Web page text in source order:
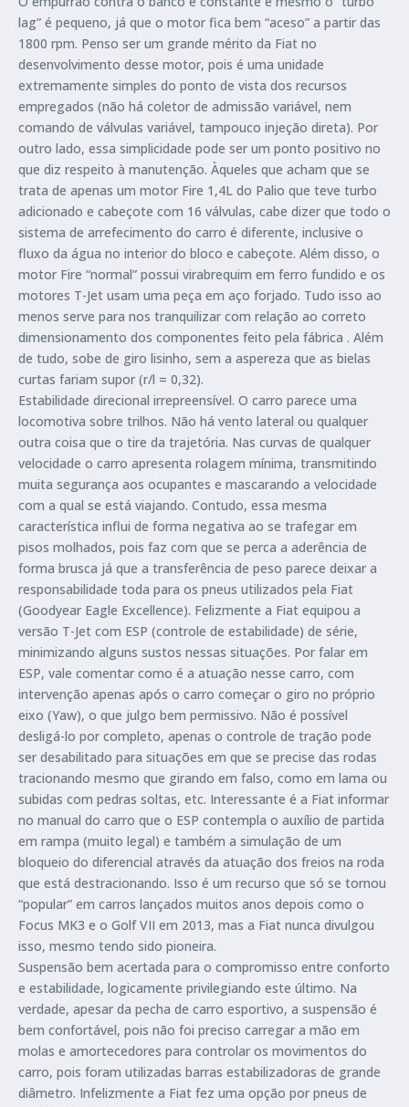
lag” é pequeno, já que o motor fica bem “aceso” a partir das
1800 rpm. Penso ser um grande mérito da Fiat no
desenvolvimento desse motor, pois é uma unidade
extremamente simples do ponto de vista dos recursos
empregados (não há coletor de admissão variável, nem
comando de válvulas variável, tampouco injeção direta). Por
outro lado, essa simplicidade pode ser um ponto positivo no
que diz respeito à manutenção. Àqueles que acham que se
trata de apenas um motor Fire 1,4L do Palio que teve turbo
adicionado e cabeçote com 16 válvulas, cabe dizer que todo o
sistema de arrefecimento do carro é diferente, inclusive o
fluxo da água no interior do bloco e cabeçote. Além disso, o
motor Fire “normal” possui virabrequim em ferro fundido e os
motores T-Jet usam uma peça em aço forjado. Tudo isso ao
menos serve para nos tranquilizar com relação ao correto
dimensionamento dos componentes feito pela fábrica . Além
de tudo, sobe de giro lisinho, sem a aspereza que as bielas
curtas fariam supor (r/l = 0,32).
Estabilidade direcional irrepreensível. O carro parece uma
locomotiva sobre trilhos. Não há vento lateral ou qualquer
outra coisa que o tire da trajetória. Nas curvas de qualquer
velocidade o carro apresenta rolagem mínima, transmitindo
muita segurança aos ocupantes e mascarando a velocidade
com a qual se está viajando. Contudo, essa mesma
característica influi de forma negativa ao se trafegar em
pisos molhados, pois faz com que se perca a aderência de
forma brusca já que a transferência de peso parece deixar a
responsabilidade toda para os pneus utilizados pela Fiat
(Goodyear Eagle Excellence). Felizmente a Fiat equipou a
versão T-Jet com ESP (controle de estabilidade) de série,
minimizando alguns sustos nessas situações. Por falar em
ESP, vale comentar como é a atuação nesse carro, com
intervenção apenas após o carro começar o giro no próprio
eixo (Yaw), o que julgo bem permissivo. Não é possível
desligá-lo por completo, apenas o controle de tração pode
ser desabilitado para situações em que se precise das rodas
tracionando mesmo que girando em falso, como em lama ou
subidas com pedras soltas, etc. Interessante é a Fiat informar
no manual do carro que o ESP contempla o auxílio de partida
em rampa (muito legal) e também a simulação de um
bloqueio do diferencial através da atuação dos freios na roda
que está destracionando. Isso é um recurso que só se tornou
“popular” em carros lançados muitos anos depois como o
Focus MK3 e o Golf VII em 2013, mas a Fiat nunca divulgou
isso, mesmo tendo sido pioneira.
Suspensão bem acertada para o compromisso entre conforto
e estabilidade, logicamente privilegiando este último. Na
verdade, apesar da pecha de carro esportivo, a suspensão é
bem confortável, pois não foi preciso carregar a mão em
molas e amortecedores para controlar os movimentos do
carro, pois foram utilizadas barras estabilizadoras de grande
diâmetro. Infelizmente a Fiat fez uma opção por pneus de